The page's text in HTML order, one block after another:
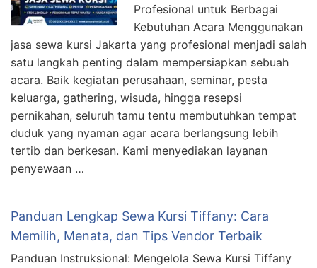
Profesional untuk Berbagai
Kebutuhan Acara Menggunakan
jasa sewa kursi Jakarta yang profesional menjadi salah
satu langkah penting dalam mempersiapkan sebuah
acara. Baik kegiatan perusahaan, seminar, pesta
keluarga, gathering, wisuda, hingga resepsi
pernikahan, seluruh tamu tentu membutuhkan tempat
duduk yang nyaman agar acara berlangsung lebih
tertib dan berkesan. Kami menyediakan layanan
penyewaan …
Panduan Lengkap Sewa Kursi Tiffany: Cara
Memilih, Menata, dan Tips Vendor Terbaik
Panduan Instruksional: Mengelola Sewa Kursi Tiffany